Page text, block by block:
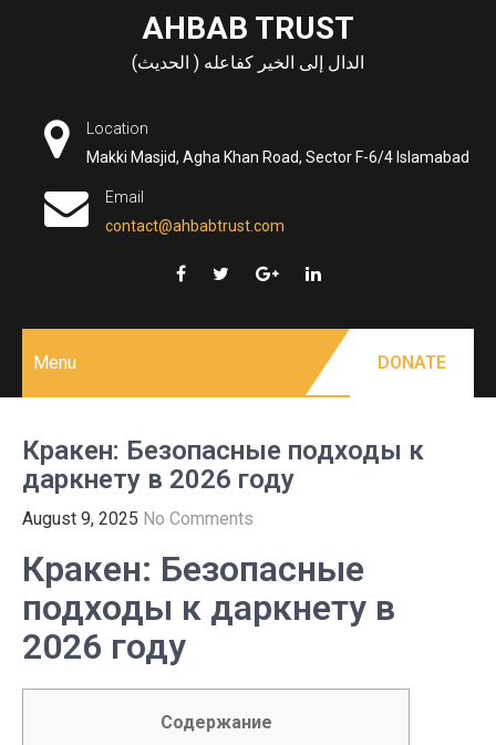
AHBAB TRUST
الدال إلى الخير كفاعله ( الحديث)
Location
Makki Masjid, Agha Khan Road, Sector F-6/4 Islamabad
Email
contact@ahbabtrust.com
Menu DONATE
Кракен: Безопасные подходы к
даркнету в 2026 году
August 9, 2025 No Comments
Кракен: Безопасные
подходы к даркнету в
2026 году
Содержание